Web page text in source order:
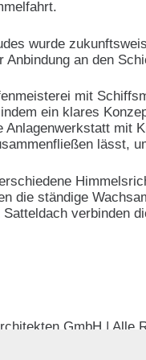
wurde
an den
mit
ein klares
mit
lässt,
die ständige
verbinden
GmbH | Alle